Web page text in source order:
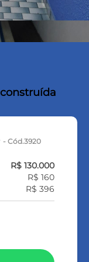
- Cód.3920
R$ 130.000
R$ 160
R$ 396